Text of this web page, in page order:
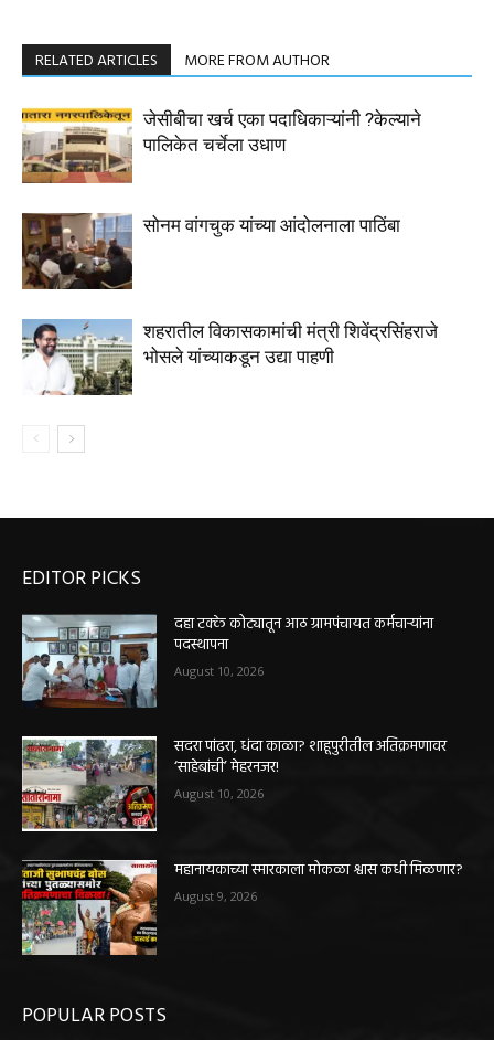
RELATED ARTICLES MORE FROM AUTHOR
जेसीबीचा खर्च एका पदाधिकाऱ्यांनी ?केल्याने
पालिकेत चर्चेला उधाण
सोनम वांगचुक यांच्या आंदोलनाला पाठिंबा
शहरातील विकासकामांची मंत्री शिवेंद्रसिंहराजे
भोसले यांच्याकडून उद्या पाहणी
EDITOR PICKS
दहा टक्के कोट्यातून आठ ग्रामपंचायत कर्मचाऱ्यांना
पदस्थापना
August 10, 2026
सदरा पांढरा, धंदा काळा? शाहूपुरीतील अतिक्रमणावर
‘साहेबांची’ मेहरनजर!
August 10, 2026
महानायकाच्या स्मारकाला मोकळा श्वास कधी मिळणार?
August 9, 2026
POPULAR POSTS